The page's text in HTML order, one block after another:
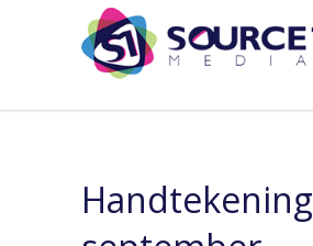
Handtekening